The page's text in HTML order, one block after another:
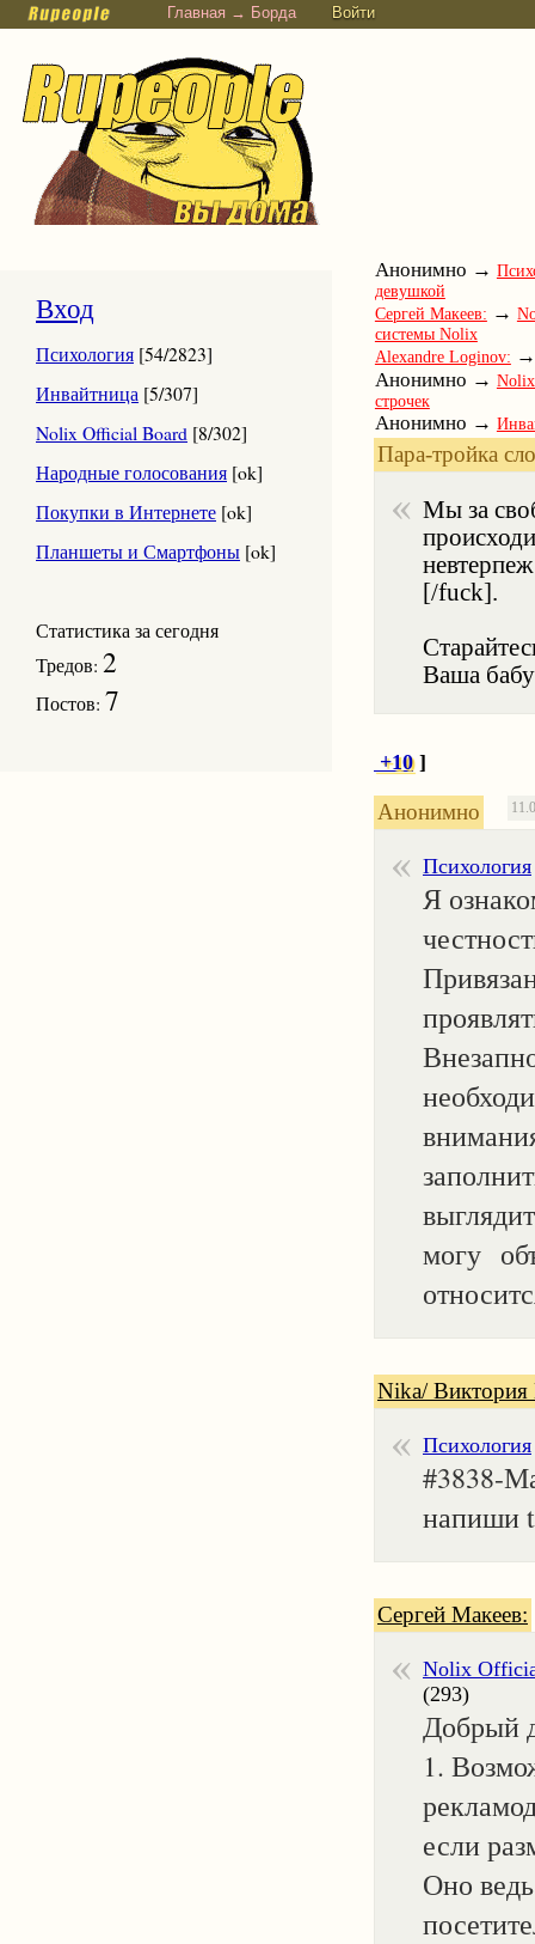
Главная → Борда Войти
Анонимно →
девушкой
Сергей Макеев: →
системы Nolix
Alexandre Loginov:
Анонимно →
строчек
Анонимно →
Юлия Савина:→
Вадим Петров:→
Вход
Психология [54/2823]
Инвайтница [5/307]
Nolix Official Board [8/302]
Народные голосования [ok]
Покупки в Интернете [ok]
Планшеты и Смартфоны [ok]
Статистика за сегодня
Тредов: 2
Постов: 7
Пара-тройка
Мы за
[/fuck].
Ваша
+10 ]
Анонимно
Психология
Я
могу
Nika/
Психология
#3838-
напиши
Сергей Макеев:
Nolix
(293)
Добрый
1.
если
Оно